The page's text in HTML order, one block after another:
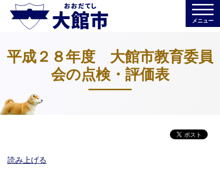
メニュー
平成２８年度 大館市教育委員
会の点検・評価表
読み上げる